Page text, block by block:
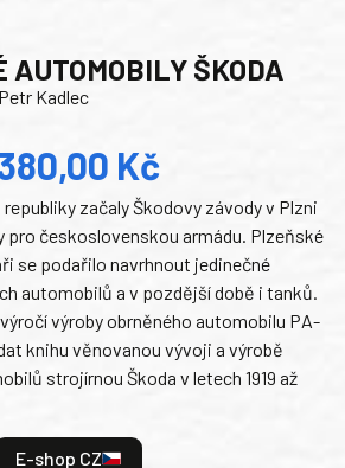
AUTOMOBILY ŠKODA
Kadlec
Kč
začaly Škodovy závody v Plzni
pro československou armádu. Plzeňské
se podařilo navrhnout jedinečné
automobilů a v pozdější době i tanků.
výroby obrněného automobilu PA-
knihu věnovanou vývoji a výrobě
strojírnou Škoda v letech 1919 až
E-shop CZ